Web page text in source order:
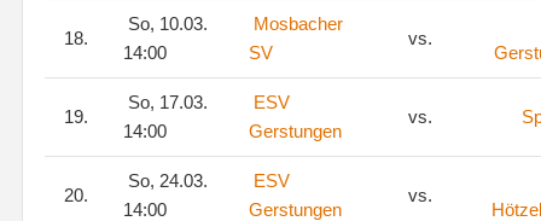
18.
So, 10.03.
14:00
Mosbacher
SV
vs.
19.
So, 17.03.
14:00
ESV
Gerstungen
vs.
20.
So, 24.03.
14:00
ESV
Gerstungen
vs.